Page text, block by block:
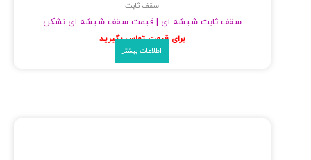
سقف ثابت
سقف ثابت شیشه ای | قیمت سقف شیشه ای نشکن
برای قیمت تماس بگیرید
اطلاعات بیشتر